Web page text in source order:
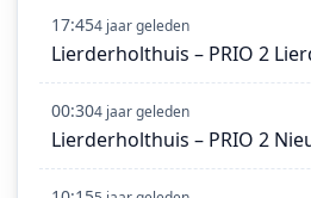
17:454 jaar geleden
Lierderholthuis – PRIO 2
00:304 jaar geleden
Lierderholthuis – PRIO 2